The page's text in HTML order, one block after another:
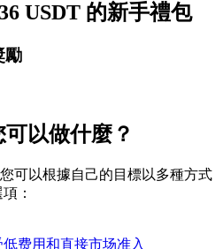
USDT 的新手禮包
勵
可以做什麼？
您可以根據自己的目標以多種方式
：
费用和直接市场准入